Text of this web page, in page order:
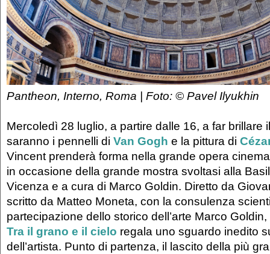
Pantheon, Interno, Roma | Foto: © Pavel Ilyukhin
Mercoledì 28 luglio, a partire dalle 16, a far brillare
saranno i pennelli di Van Gogh e la pittura di
Vincent prenderà forma nella grande opera
in occasione della grande mostra svoltasi alla
Vicenza e a cura di Marco Goldin. Diretto da
scritto da Matteo Moneta, con la consulenza
partecipazione dello storico dell’arte Marco
Tra il grano e il cielo regala uno sguardo inedito
dell’artista. Punto di partenza, il lascito della più